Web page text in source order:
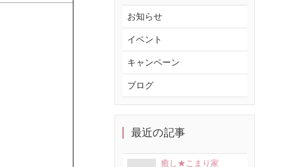
お知らせ
イベント
キャンペーン
ブログ
最近の記事
癒し★こまり家